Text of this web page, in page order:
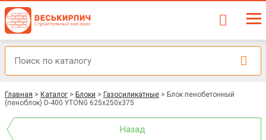
Главная > Каталог > Блоки > Газосиликатные > Блок пенобетонный
(пеноблок) D-400 YTONG 625х250х375
Назад